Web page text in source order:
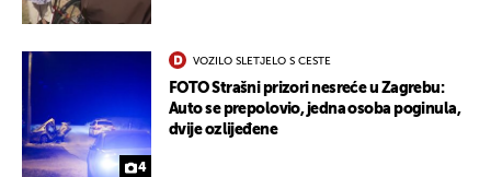
4
VOZILO SLETJELO S CESTE
FOTO Strašni prizori nesreće u Zagrebu:
Auto se prepolovio, jedna osoba poginula,
dvije ozlijeđene